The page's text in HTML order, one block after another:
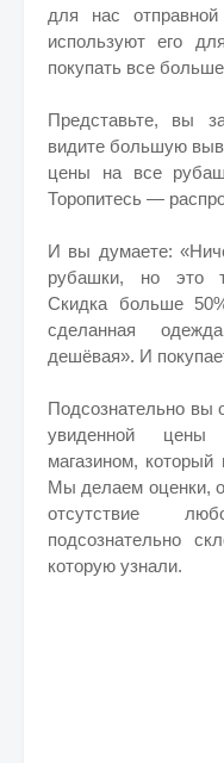
для нас
используют его
покупать все
Представьте, вы
видите большую
цены на все
Торопитесь —
И вы думаете:
рубашки, но это
Скидка больше
сделанная
дешёвая». И
Подсознательно вы
увиденной
магазином,
Мы делаем оценки,
отсутствие
подсознательно
которую узнали.